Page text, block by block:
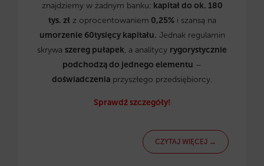
znajdziemy w żadnym banku: kapitał do ok. 180
tys. zł z oprocentowaniem 0,25%i szansą na
umorzenie 60tysięcy kapitału. Jednak regulamin
skrywa szereg pułapek, a analitycy rygorystycznie
podchodzą do jednego elementu –
doświadczenia przyszłego przedsiębiorcy.
Sprawdź szczegóły!
CZYTAJ WIĘCEJ →